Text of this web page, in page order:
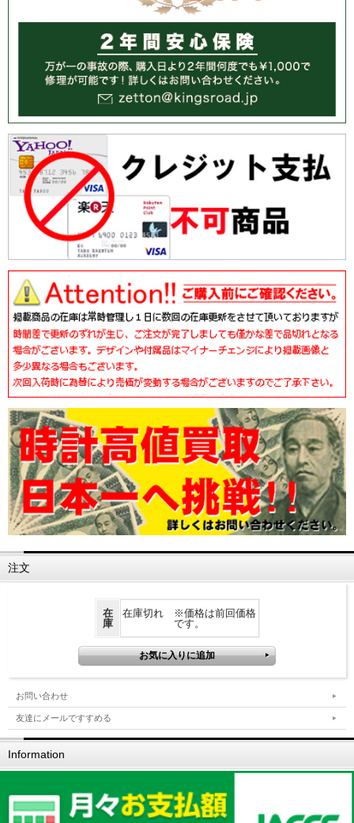
注文
在
庫
在庫切れ ※価格は前回価格
です。
お問い合わせ
友達にメールですすめる
Information